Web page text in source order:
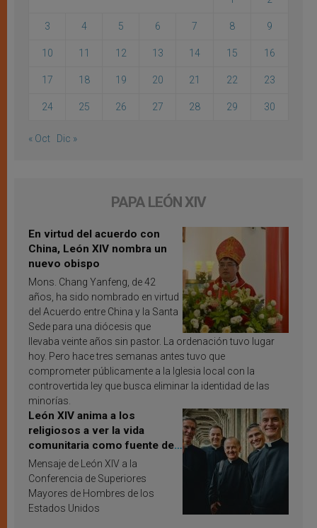
3 4 5 6 7 8 9
10 11 12 13 14 15 16
17 18 19 20 21 22 23
24 25 26 27 28 29 30
« Oct Dic »
PAPA LEÓN XIV
En virtud del acuerdo con
China, León XIV nombra un
nuevo obispo
Mons. Chang Yanfeng, de 42
años, ha sido nombrado en virtud
del Acuerdo entre China y la Santa
Sede para una diócesis que
llevaba veinte años sin pastor. La ordenación tuvo lugar
hoy. Pero hace tres semanas antes tuvo que
comprometer públicamente a la Iglesia local con la
controvertida ley que busca eliminar la identidad de las
minorías.
León XIV anima a los
religiosos a ver la vida
comunitaria como fuente de
inspiración y santificación
Mensaje de León XIV a la
Conferencia de Superiores
Mayores de Hombres de los
Estados Unidos